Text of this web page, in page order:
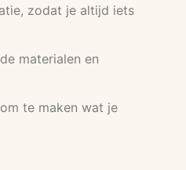
zodat je altijd iets
materialen en
te maken wat je